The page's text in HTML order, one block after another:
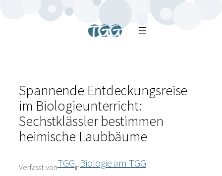
Spannende Entdeckungsreise
im Biologieunterricht:
Sechstklässler bestimmen
heimische Laubbäume
Verfasst vonTGGinBiologie am TGG